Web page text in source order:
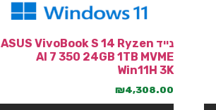
נייד ASUS VivoBook S 14 Ryzen
AI 7 350 24GB 1TB MVME
Win11H 3K
₪4,308.00